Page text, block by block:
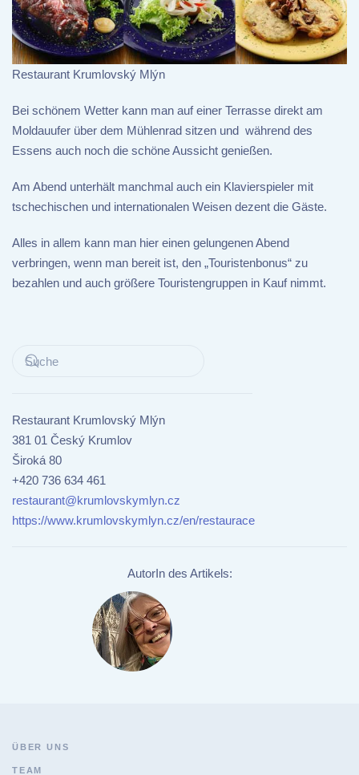
Restaurant Krumlovský Mlýn
Bei schönem Wetter kann man auf einer Terrasse direkt am
Moldauufer über dem Mühlenrad sitzen und während des
Essens auch noch die schöne Aussicht genießen.
Am Abend unterhält manchmal auch ein Klavierspieler mit
tschechischen und internationalen Weisen dezent die Gäste.
Alles in allem kann man hier einen gelungenen Abend
verbringen, wenn man bereit ist, den „Touristenbonus“ zu
bezahlen und auch größere Touristengruppen in Kauf nimmt.
Restaurant Krumlovský Mlýn
381 01 Český Krumlov
Široká 80
+420 736 634 461
restaurant@krumlovskymlyn.cz
https://www.krumlovskymlyn.cz/en/restaurace
AutorIn des Artikels:
ÜBER UNS
TEAM